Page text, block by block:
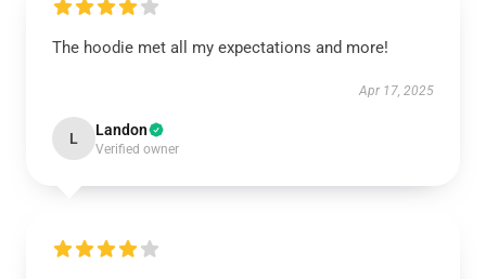
The hoodie met all my expectations and more!
Apr 17, 2025
L Landon
Verified owner